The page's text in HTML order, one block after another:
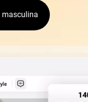
masculina